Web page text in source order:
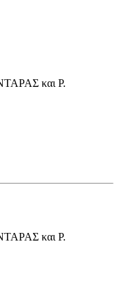
και Ρ.
και Ρ.